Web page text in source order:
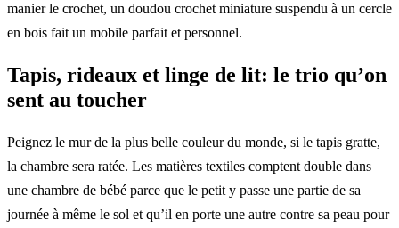
manier le crochet, un doudou crochet miniature suspendu à un cercle
en bois fait un mobile parfait et personnel.
Tapis, rideaux et linge de lit: le trio qu’on
sent au toucher
Peignez le mur de la plus belle couleur du monde, si le tapis gratte,
la chambre sera ratée. Les matières textiles comptent double dans
une chambre de bébé parce que le petit y passe une partie de sa
journée à même le sol et qu’il en porte une autre contre sa peau pour